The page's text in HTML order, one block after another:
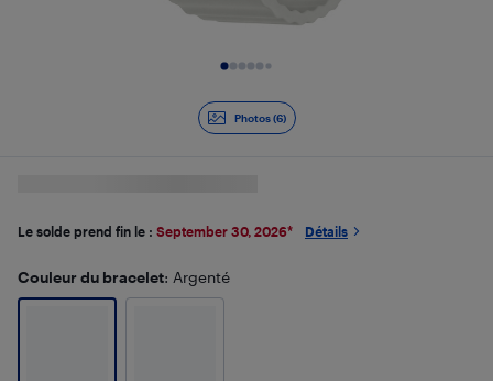
Photos (6)
Le solde prend fin le : September 30, 2026* Détails
Couleur du bracelet: Argenté